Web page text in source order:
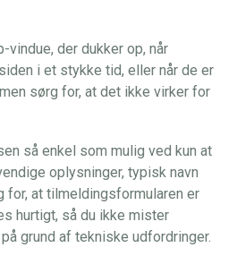
vindue, der dukker op, når
i et stykke tid, eller når de er
sørg for, at det ikke virker for
så enkel som mulig ved kun at
oplysninger, typisk navn
for, at tilmeldingsformularen er
hurtigt, så du ikke mister
grund af tekniske udfordringer.